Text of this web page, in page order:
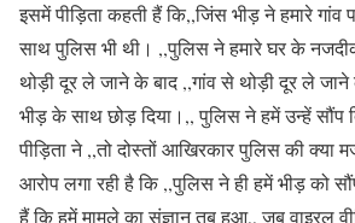
इसमें पीड़िता कहती हैं कि,,जिंस भीड़ ने हमारे
साथ पुलिस भी थी। ,,पुलिस ने हमारे घर के
थोड़ी दूर ले जाने के बाद ,,गांव से थोड़ी दूर ले
भीड़ के साथ छोड़ दिया।,, पुलिस ने हमें उन्हें सौंप
पीड़िता ने ,,तो दोस्तों आखिरकार पुलिस की क्या
आरोप लगा रही है कि ,,पुलिस ने ही हमें भीड़ को
हैं कि हमें मामले का संज्ञान तब हुआ,, जब वाइरल